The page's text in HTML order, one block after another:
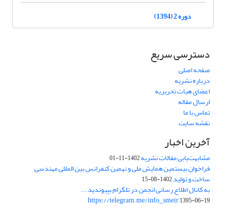
دوره 2 (1394)
دسترسی سریع
صفحه اصلی
درباره نشریه
اعضای هیات تحریریه
ارسال مقاله
تماس با ما
نقشه سایت
آخرین اخبار
مشابهت‌یابی مقالات نشریه1402-11-01
فراخوان بیستمین همایش ملی و نهمین کنفرانس بین المللی مهندسی
ساخت و تولید1402-08-15
به کانال اطلاع رسانی انجمن در تلگرام بپیوندید ...
https://telegram.me/info_smeir1395-06-19